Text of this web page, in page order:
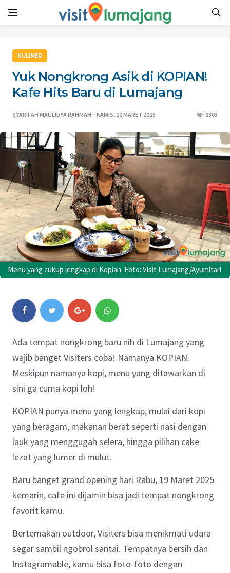
KULINER
Yuk Nongkrong Asik di KOPIAN!
Kafe Hits Baru di Lumajang
SYARIFAH MAULIDYA RAHMAH KAMIS, 20 MARET 2025 6303
Menu yang cukup lengkap di Kopian. Foto: Visit Lumajang/Ayumitari
Ada tempat nongkrong baru nih di Lumajang yang
wajib banget Visiters coba! Namanya KOPIAN.
Meskipun namanya kopi, menu yang ditawarkan di
sini ga cuma kopi loh!
KOPIAN punya menu yang lengkap, mulai dari kopi
yang beragam, makanan berat seperti nasi dengan
lauk yang menggugah selera, hingga pilihan cake
lezat yang lumer di mulut.
Baru banget grand opening hari Rabu, 19 Maret 2025
kemarin, cafe ini dijamin bisa jadi tempat nongkrong
favorit kamu.
Bertemakan outdoor, Visiters bisa menikmati udara
segar sambil ngobrol santai. Tempatnya bersih dan
Instagramable, kamu bisa foto-foto dengan